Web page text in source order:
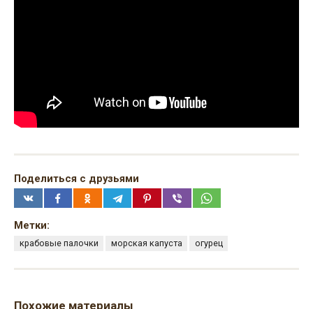
Поделиться с друзьями
Метки:
крабовые палочки морская капуста огурец
Похожие материалы